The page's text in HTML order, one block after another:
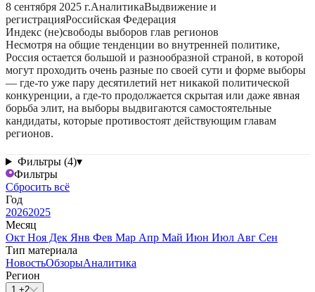
8 сентября 2025 г.АналитикаВыдвижение и
регистрацияРоссийская Федерация
Индекс (не)свободы выборов глав регионов
Несмотря на общие тенденции во внутренней политике,
Россия остается большой и разнообразной страной, в которой
могут проходить очень разные по своей сути и форме выборы
— где-то уже пару десятилетий нет никакой политической
конкуренции, а где-то продолжается скрытая или даже явная
борьба элит, на выборы выдвигаются самостоятельные
кандидаты, которые противостоят действующим главам
регионов.
Фильтры (4)▾
Фильтры
Сбросить всё
Год
20262025
Месяц
Окт Ноя Дек Янв Фев Мар Апр Май Июн Июл Авг Сен
Тип материала
НовостьОбзорыАналитика
Регион
1 +2